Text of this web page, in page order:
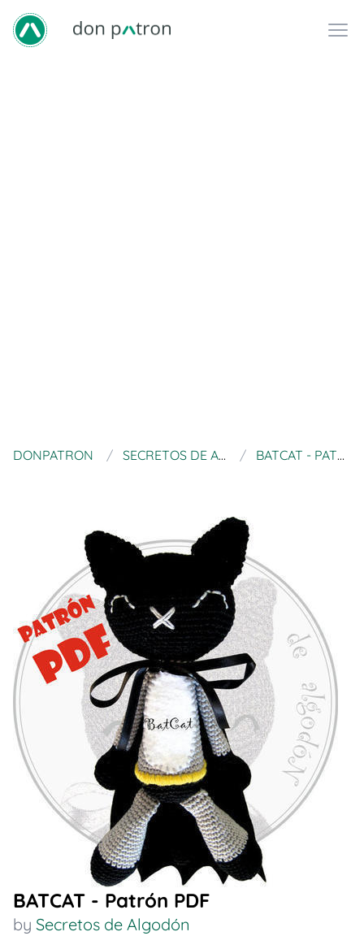
DONPATRON SECRETOS DE ALGODÓN BATCAT - PATRÓN PDF
BATCAT - Patrón PDF
by Secretos de Algodón